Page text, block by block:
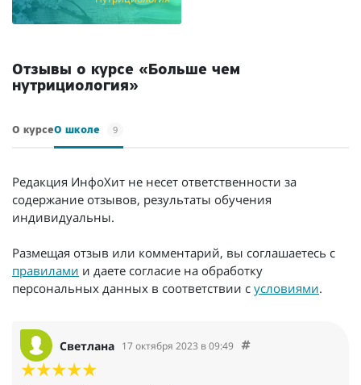
Отзывы о курсе «Больше чем
нутрициология»
О курсеО школе 9
Редакция ИнфоХит не несет ответственности за
содержание отзывов, результаты обучения
индивидуальны.
Размещая отзыв или комментарий, вы соглашаетесь с
правилами и даете согласие на обработку
персональных данных в соответствии с условиями.
Светлана 17 октября 2023 в 09:49